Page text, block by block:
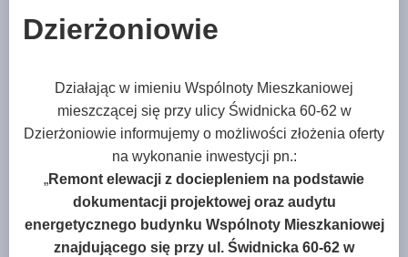
Dzierżoniowie
Działając w imieniu Wspólnoty Mieszkaniowej
mieszczącej się przy ulicy Świdnicka 60-62 w
Dzierżoniowie informujemy o możliwości złożenia oferty
na wykonanie inwestycji pn.:
„Remont elewacji z dociepleniem na podstawie
dokumentacji projektowej oraz audytu
energetycznego budynku Wspólnoty Mieszkaniowej
znajdującego się przy ul. Świdnicka 60-62 w